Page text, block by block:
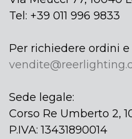
Tel: +39 011 996 9833
Per richiedere ordini e
Sede legale:
Corso Re Umberto 2,
P.IVA: 13431890014